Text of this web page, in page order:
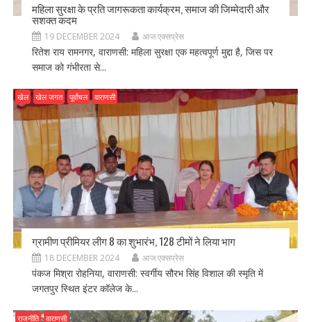
महिला सुरक्षा के प्रति जागरूकता कार्यक्रम, समाज की जिम्मेदारी और
सशक्त कदम
19 DECEMBER 2024 आज एक्सप्रेस
रितेश राय रामनगर, वाराणसी: महिला सुरक्षा एक महत्वपूर्ण मुद्दा है, जिस पर
समाज को गंभीरता से...
खेल खेल जगत पूर्वांचल वाराणसी
ग्रामीण प्रीमियर लीग 8 का शुभारंभ, 128 टीमों ने लिया भाग
18 DECEMBER 2024 आज एक्सप्रेस
पंकज मिश्रा रोहनिया, वाराणसी: स्वर्गीय सौरभ सिंह विशाल की स्मृति में
जगतपुर स्थित इंटर कॉलेज के...
राजनीति वाराणसी